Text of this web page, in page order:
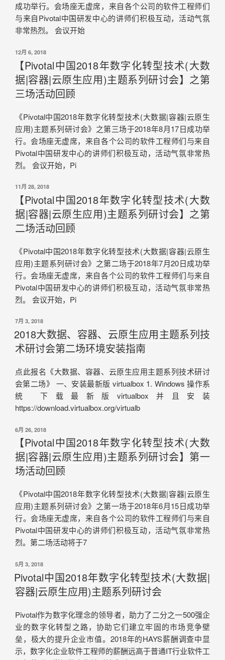
成功举行。会场座无虚席，来自各个公司的软件工程师们
与来自Pivotal中国研发中心的讲师们积极互动，活动气氛
非常热烈。 会议开始
12月 6, 2018
【Pivotal中国2018年数字化转型技术(大数
据|容器|云原生应用)主题系列研讨会】之第
三场活动回顾
《Pivotal中国2018年数字化转型技术(大数据|容器|云原生
应用)主题系列研讨会》之第三场于2018年8月17日成功举
行。会场座无虚席，来自各个公司的软件工程师们与来自
Pivotal中国研发中心的讲师们积极互动，活动气氛非常热
烈。 会议开始，Pi
11月 28, 2018
【Pivotal中国2018年数字化转型技术(大数
据|容器|云原生应用)主题系列研讨会】之第
二场活动回顾
《Pivotal中国2018年数字化转型技术(大数据|容器|云原生
应用)主题系列研讨会》之第二场于2018年7月20日成功举
行。会场座无虚席，来自各个公司的软件工程师们与来自
Pivotal中国研发中心的讲师们积极互动，活动气氛非常热
烈。 会议开始，Pi
7月 3, 2018
2018大数据、容器、云原生应用主题系列技
术研讨会第二场环境安装指南
点此报名《大数据、容器、云原生应用主题系列技术研讨
会第二场》 一、安装最新版 virtualbox 1. Windows 操作系
统 下载最新版virtualbox并且安装
https://download.virtualbox.org/virtualb
6月 26, 2018
【Pivotal中国2018年数字化转型技术(大数
据|容器|云原生应用)主题系列研讨会】第一
场活动回顾
《Pivotal中国2018年数字化转型技术(大数据|容器|云原生
应用)主题系列研讨会》之第一场于2018年6月15日成功举
行。会场座无虚席，来自各个公司的软件工程师们与来自
Pivotal中国研发中心的讲师们积极互动，活动气氛非常热
烈。第二场活动将于7
5月 3, 2018
Pivotal中国2018年数字化转型技术(大数据|
容器|云原生应用)主题系列研讨会
Pivotal作为数字化理念的领导者，助力了二分之一500强企
业的数字化转型之路，协助它们建立牢固的市场竞争壁
垒，极大的提升企业市值。2018年的HAYS薪酬调查中显
示，数字化企业软件工程师的薪酬远高于普通IT行业软件工